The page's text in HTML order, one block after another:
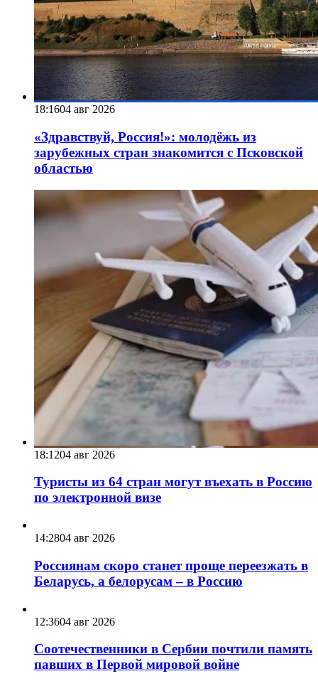
18:1604 авг 2026
«Здравствуй, Россия!»: молодёжь из
зарубежных стран знакомится с Псковской
областью
18:1204 авг 2026
Туристы из 64 стран могут въехать в Россию
по электронной визе
14:2804 авг 2026
Россиянам скоро станет проще переезжать в
Беларусь, а белорусам – в Россию
12:3604 авг 2026
Соотечественники в Сербии почтили память
павших в Первой мировой войне